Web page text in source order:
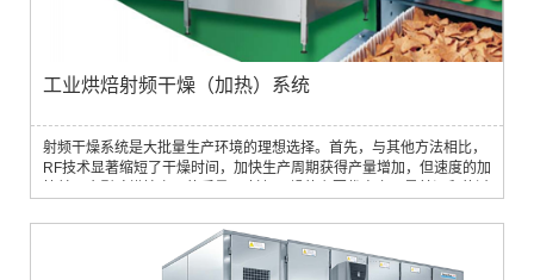
工业烘焙射频干燥（加热）系统
射频干燥系统是大批量生产环境的理想选择。首先，与其他方法相比，
RF技术显著缩短了干燥时间，加快生产周期获得产量增加，但速度的加
味。此外，RF干燥确保整个批次和整个传送带宽度的均匀干燥，消除欠
干燥、过度干燥区域等问题。这意味着您可以始终如一地向客户提供一
流的烘焙产品。 除...